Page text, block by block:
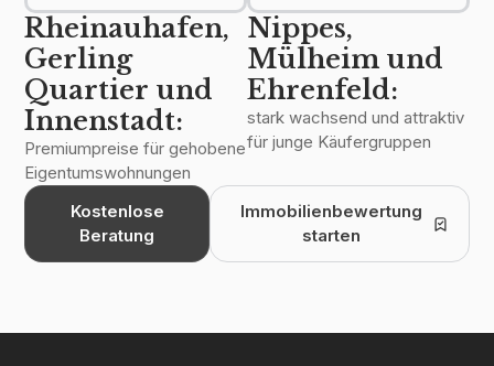
Rheinauhafen,
Gerling
Quartier und
Innenstadt:
Premiumpreise für gehobene
Eigentumswohnungen
Nippes,
Mülheim und
Ehrenfeld:
stark wachsend und attraktiv
für junge Käufergruppen
Kostenlose
Beratung
Immobilienbewertung
starten